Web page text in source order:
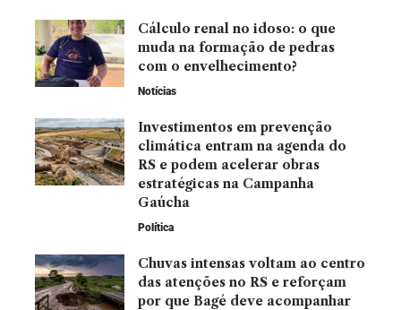
Cálculo renal no idoso: o que
muda na formação de pedras
com o envelhecimento?
Notícias
Investimentos em prevenção
climática entram na agenda do
RS e podem acelerar obras
estratégicas na Campanha
Gaúcha
Política
Chuvas intensas voltam ao centro
das atenções no RS e reforçam
por que Bagé deve acompanhar